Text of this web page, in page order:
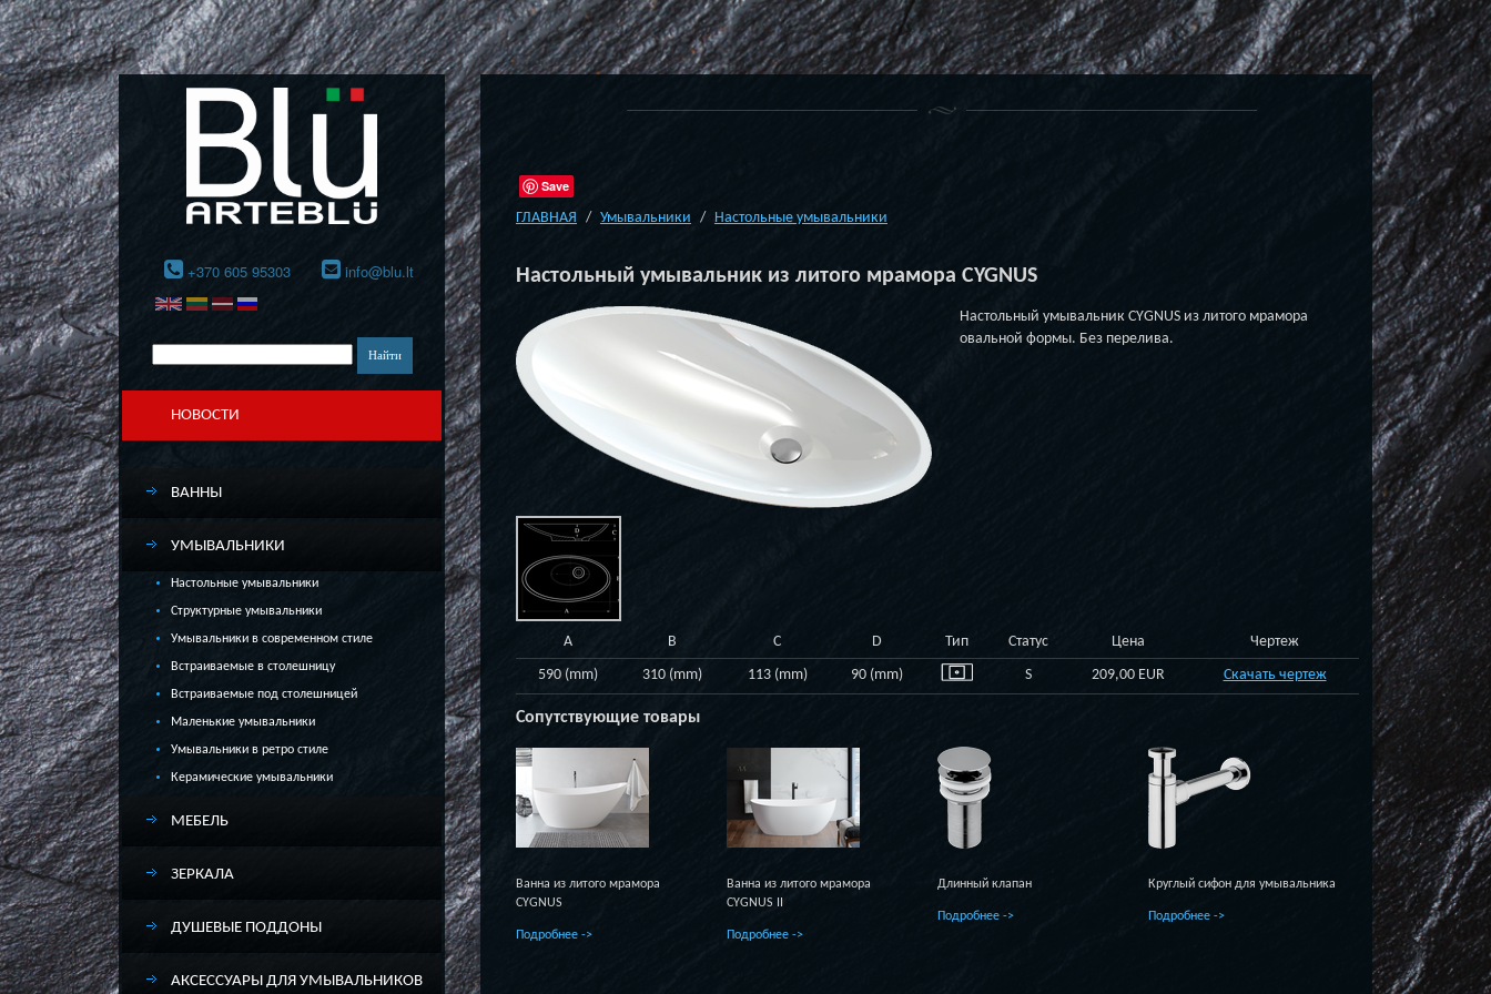
+370 605 95303 info@blu.lt
НОВОСТИ
ВАННЫ
УМЫВАЛЬНИКИ
Настольные умывальники
Структурные умывальники
Умывальники в современном стиле
Встраиваемые в столешницу
Встраиваемые под столешницей
Маленькие умывальники
Умывальники в ретро стиле
Керамические умывальники
МЕБЕЛЬ
ЗЕРКАЛА
ДУШЕВЫЕ ПОДДОНЫ
АКСЕССУАРЫ ДЛЯ УМЫВАЛЬНИКОВ
Save
ГЛАВНАЯ
Умывальники Настольные умывальники
Настольный умывальник из литого мрамора CYGNUS
Настольный умывальник CYGNUS из литого мрамора
овальной формы. Без перелива.
A B C D Тип Статус Цена
Чертеж
590 (mm)
310 (mm) 113 (mm) 90 (mm) S 209,00 EUR Скачать чертеж
Сопутствующие товары
Ванна из литого мрамора
CYGNUS
Подробнее ->
Ванна из литого мрамора
CYGNUS II
Подробнее ->
Длинный клапан
Подробнее ->
Круглый сифон для умывальника
Подробнее ->